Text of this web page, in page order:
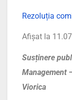
Rezoluția
Afișat la
Susținere
Management
Viorica